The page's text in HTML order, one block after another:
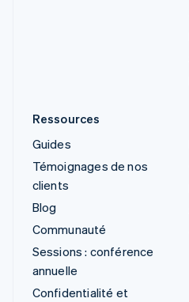
Ressources
Guides
Témoignages de nos
clients
Blog
Communauté
Sessions : conférence
annuelle
Confidentialité et